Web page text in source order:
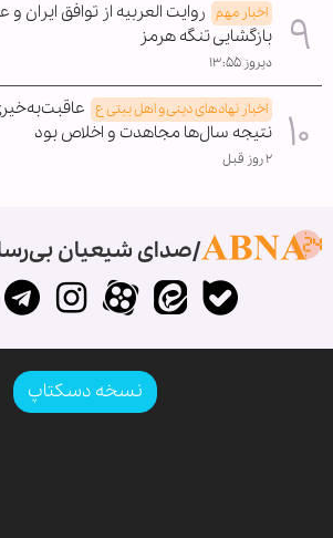
اخبار مهم روایت العربیه از توافق
بازگشایی تنگه هرمز
دیروز ۱۳:۵۵
اخبار نهادهای دینی و اهل بیتی ع
نتیجه سال‌ها مجاهدت و اخلاص بود
۲ روز قبل
صدای شیعیان
نسخه دسکتاپ